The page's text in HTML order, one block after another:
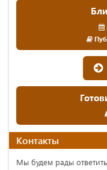
Контакты
Мы будем рады